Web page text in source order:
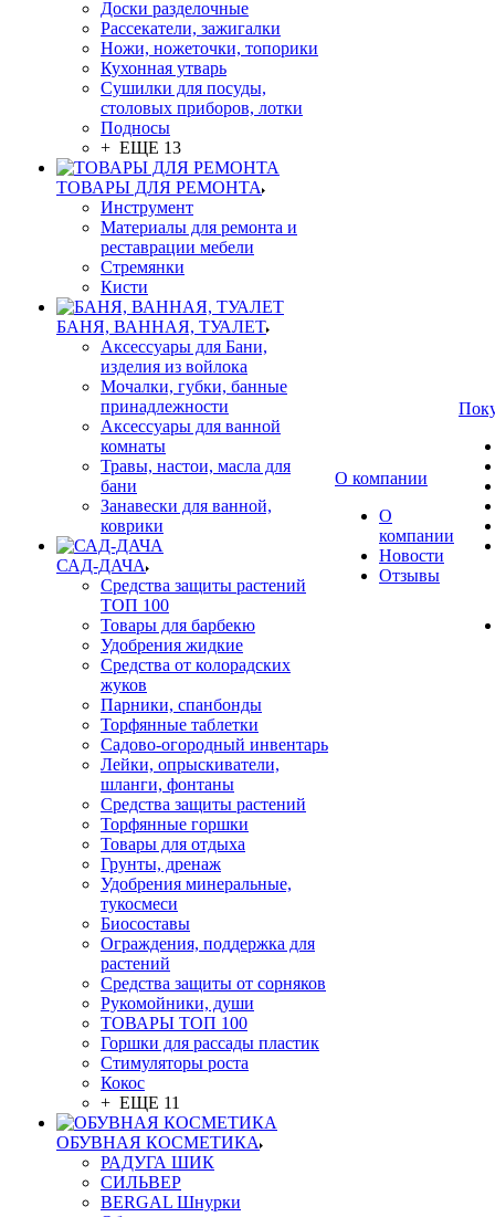
Доски разделочные
Рассекатели, зажигалки
Ножи, ножеточки, топорики
Кухонная утварь
Сушилки для посуды,
столовых приборов, лотки
Подносы
+ ЕЩЕ 13
ТОВАРЫ ДЛЯ РЕМОНТА
Инструмент
Материалы для ремонта и
реставрации мебели
Стремянки
Кисти
БАНЯ, ВАННАЯ, ТУАЛЕТ
Аксессуары для Бани,
изделия из войлока
Мочалки, губки, банные
принадлежности
Аксессуары для ванной
комнаты
Травы, настои, масла для
бани
Занавески для ванной,
коврики
САД-ДАЧА
Средства защиты растений
ТОП 100
Товары для барбекю
Удобрения жидкие
Средства от колорадских
жуков
Парники, спанбонды
Торфянные таблетки
Садово-огородный инвентарь
Лейки, опрыскиватели,
шланги, фонтаны
Средства защиты растений
Торфянные горшки
Товары для отдыха
Грунты, дренаж
Удобрения минеральные,
тукосмеси
Биосоставы
Ограждения, поддержка для
растений
Средства защиты от сорняков
Рукомойники, души
ТОВАРЫ ТОП 100
Горшки для рассады пластик
Стимуляторы роста
Кокос
+ ЕЩЕ 11
ОБУВНАЯ КОСМЕТИКА
РАДУГА ШИК
СИЛЬВЕР
BERGAL Шнурки
О компании
О
компании
Новости
Отзывы